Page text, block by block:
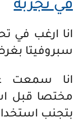
في تجربة
انا ارغب في
سبروفيتا
انا سمعت
مختصا قبل
بتجنب